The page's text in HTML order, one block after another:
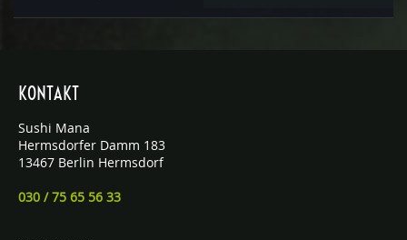
KONTAKT
Sushi Mana
Hermsdorfer Damm 183
13467 Berlin Hermsdorf
030 / 75 65 56 33